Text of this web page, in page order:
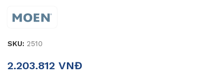
SKU: 2510
2.203.812 VNĐ